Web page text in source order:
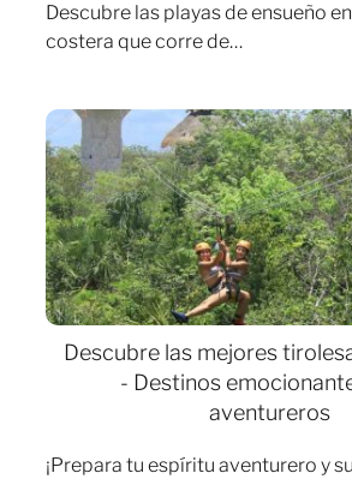
Descubre las playas de ensueño
costera que corre de…
Descubre las mejores
- Destinos
aventureros
¡Prepara tu espíritu aventurero y